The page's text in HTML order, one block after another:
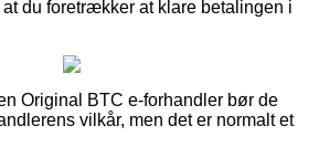
du foretrækker at klare betalingen i
Original BTC e-forhandler bør de
vilkår, men det er normalt et